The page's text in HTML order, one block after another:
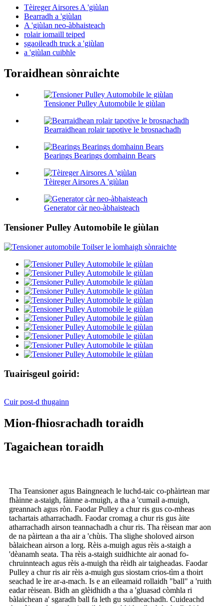
Tèireger Airsores A 'giùlan
Bearradh a 'giùlan
A 'giùlan neo-àbhaisteach
rolair iomaill teiped
sgaoileadh truck a 'giùlan
a 'giùlan cuibhle
Toraidhean sònraichte
Tensioner Pulley Automobile le giùlan
Bearraidhean rolair tapotive le brosnachadh
Bearings Bearings domhainn Bears
Tèireger Airsores A 'giùlan
Generator càr neo-àbhaisteach
Tensioner Pulley Automobile le giùlan
Tuairisgeul goirid:
Cuir post-d thugainn
Mion-fhiosrachadh toraidh
Tagaichean toraidh
Tha Teansioner agus Baingneach le luchd-taic co-phàirtean mar
fhàinne a-staigh, fàinne a-muigh, a tha a 'cumail a-muigh,
greannach agus ròn. Faodar Pulley a chur ris gus co-mheas
tachartais atharrachadh. Faodar cromag a chur ris gus àite
atharrachadh airson teannachadh a chur ris. Tha rèisean mar aon
de na pàirtean a tha air a 'chùis. Tha slighe sholoved airson
bàlaichean airson a lorg. Rèis a-muigh agus rèis a-staigh a
'dèanamh seata. Tha rèis a-staigh suidhichte air aonad fo-
chruinnteach agus rèis a-muigh tha rèidh air taigheadas. Faodar
Pulley a chur ris air rèis a-muigh gus siostam crios-tìm a thoirt
seachad le ìre ar-a-mach. Is e an eileamaid rollaidh "ball" a 'ruith
eadar rèisean. Bidh an glèidhidh a tha a 'gluasad còmhla ri
bàlaichean a' sgaradh ball fa leth gu suidheachadh. Cuideachd